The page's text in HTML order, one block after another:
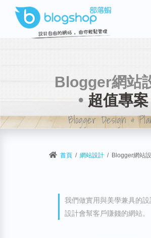
Blogger網站
•超值專案
Blogger Design &
首頁 網站設計 Blogger網站
我們做實用與美學兼具的設
設計會幫客戶賺錢的網站。